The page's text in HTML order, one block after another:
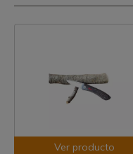
Ver producto